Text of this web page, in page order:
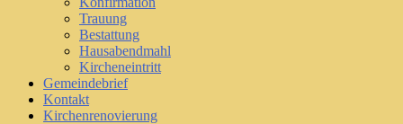
Trauung
Bestattung
Hausabendmahl
Kircheneintritt
Gemeindebrief
Kontakt
Kirchenrenovierung